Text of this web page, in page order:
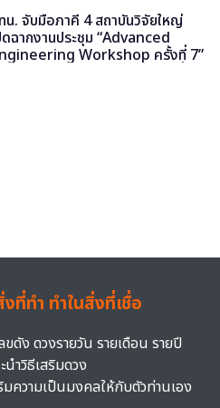
น. จับมือภาคี 4 สถาบันวิจัยใหญ่
ดฉากงานประชุม “Advanced
Workshop ครั้งที่ 7”
ที่ทำ ทำในสิ่งที่เชื่อ
ดัง ดวงรายวัน รายเดือน รายปี
ำวิธีเสริมดวง
ความเป็นมงคลให้กับตัวท่านเอง